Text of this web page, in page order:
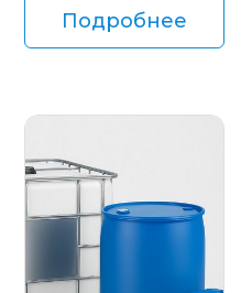
Подробнее